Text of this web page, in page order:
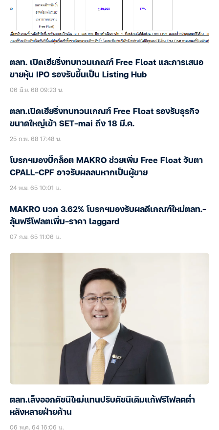
ตลท. เปิดเฮียริ่งทบทวนเกณฑ์ Free Float และการเสนอ
ขายหุ้น IPO รองรับขึ้นเป็น Listing Hub
06 มิ.ย. 68 09:23 น.
ตลท.เปิดเฮียริ่งทบทวนเกณฑ์ Free Float รองรับธุรกิจ
ขนาดใหญ่เข้า SET-mai ถึง 18 มี.ค.
25 ก.พ. 68 17:48 น.
โบรกฯมองบิ๊กล็อต MAKRO ช่วยเพิ่ม Free Float จับตา
CPALL-CPF อาจรับผลลบหากเป็นผู้ขาย
24 พ.ย. 65 10:01 น.
MAKRO บวก 3.62% โบรกฯมองรับผลดีเกณฑ์ใหม่ตลท.-
ลุ้นฟรีโฟลตเพิ่ม-ราคา laggard
07 ก.ย. 65 11:06 น.
ตลท.เล็งออกดัชนีใหม่แทนปรับดัชนีเดิมแก้ฟรีโฟลตต่ำ
หลังหลายฝ่ายค้าน
06 พ.ค. 64 16:06 น.